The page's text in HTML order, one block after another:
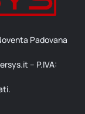
Padovana
– P.IVA: